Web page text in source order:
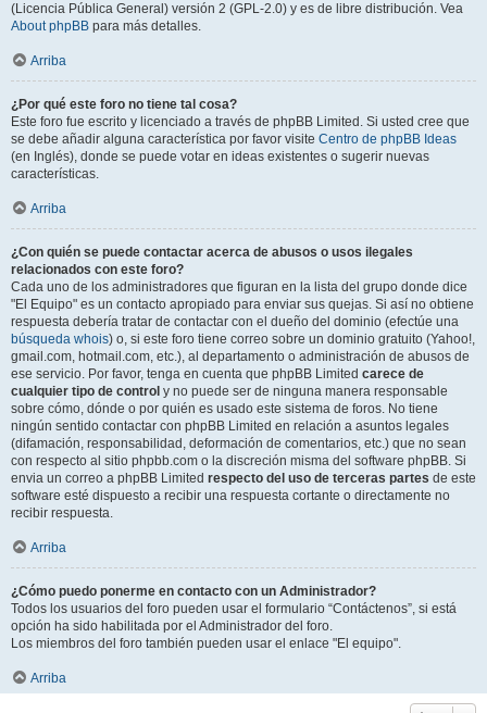
(Licencia Pública General) versión 2 (GPL-2.0) y es de libre distribución. Vea
About phpBB para más detalles.
Arriba
¿Por qué este foro no tiene tal cosa?
Este foro fue escrito y licenciado a través de phpBB Limited. Si usted cree que
se debe añadir alguna característica por favor visite Centro de phpBB Ideas
(en Inglés), donde se puede votar en ideas existentes o sugerir nuevas
características.
Arriba
¿Con quién se puede contactar acerca de abusos o usos ilegales
relacionados con este foro?
Cada uno de los administradores que figuran en la lista del grupo donde dice
"El Equipo" es un contacto apropiado para enviar sus quejas. Si así no obtiene
respuesta debería tratar de contactar con el dueño del dominio (efectúe una
búsqueda whois) o, si este foro tiene correo sobre un dominio gratuito (Yahoo!,
gmail.com, hotmail.com, etc.), al departamento o administración de abusos de
ese servicio. Por favor, tenga en cuenta que phpBB Limited carece de
cualquier tipo de control y no puede ser de ninguna manera responsable
sobre cómo, dónde o por quién es usado este sistema de foros. No tiene
ningún sentido contactar con phpBB Limited en relación a asuntos legales
(difamación, responsabilidad, deformación de comentarios, etc.) que no sean
con respecto al sitio phpbb.com o la discreción misma del software phpBB. Si
envia un correo a phpBB Limited respecto del uso de terceras partes de este
software esté dispuesto a recibir una respuesta cortante o directamente no
recibir respuesta.
Arriba
¿Cómo puedo ponerme en contacto con un Administrador?
Todos los usuarios del foro pueden usar el formulario “Contáctenos”, si está
opción ha sido habilitada por el Administrador del foro.
Los miembros del foro también pueden usar el enlace "El equipo".
Arriba